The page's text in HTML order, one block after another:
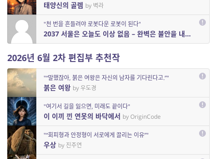
태양신의 골렘 by 벽라
"천 번을 흔들려야 로봇다운 로봇이 된다"
2037 서울은 오늘도 이상 없음 – 완벽은 불안을 내포한다
2026년 6월 2차 편집부 추천작
"“말했잖아, 붉은 여왕은 자신의 남자를 기다린다고.”"
붉은 여왕 by 우도경
"여기서 길을 잃으면, 미래도 끝이다"
이 이끼 낀 연못의 바닥에서 by OriginCode
"“회피형과 안정형이 서로에게 끌리는 이유”"
우상 by 진주연